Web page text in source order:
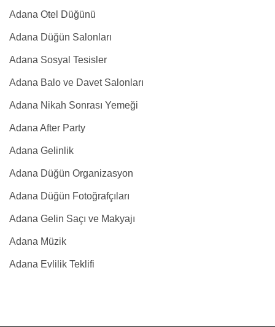
Adana Otel Düğünü
Adana Düğün Salonları
Adana Sosyal Tesisler
Adana Balo ve Davet Salonları
Adana Nikah Sonrası Yemeği
Adana After Party
Adana Gelinlik
Adana Düğün Organizasyon
Adana Düğün Fotoğrafçıları
Adana Gelin Saçı ve Makyajı
Adana Müzik
Adana Evlilik Teklifi